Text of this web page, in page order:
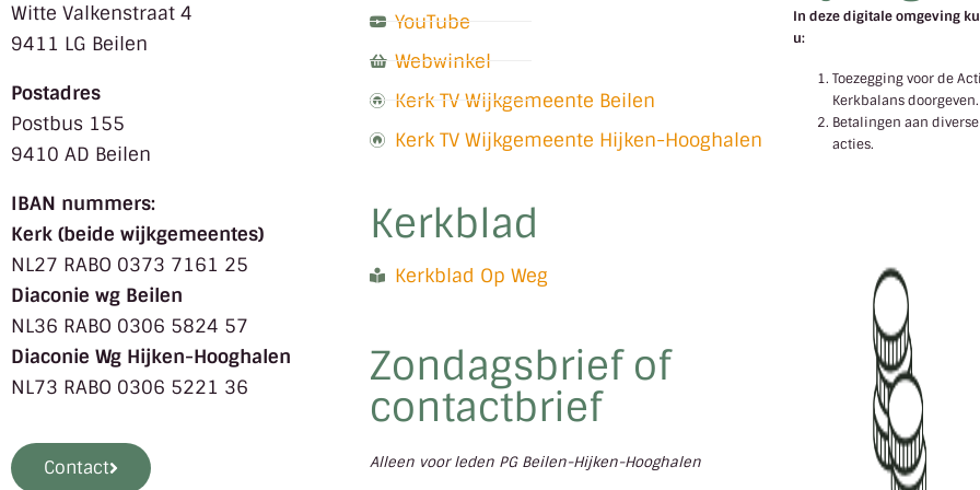
Witte Valkenstraat 4
9411 LG Beilen
Postadres
Postbus 155
9410 AD Beilen
IBAN nummers:
Kerk (beide wijkgemeentes)
NL27 RABO 0373 7161 25
Diaconie wg Beilen
NL36 RABO 0306 5824 57
Diaconie Wg Hijken-Hooghalen
NL73 RABO 0306 5221 36
Contact
In deze digitale omgeving
u:
Toezegging voor de
Kerkbalans doorgeven.
Betalingen aan diverse
acties.
YouTube
Webwinkel
Kerk TV Wijkgemeente Beilen
Kerk TV Wijkgemeente Hijken-Hooghalen
Kerkblad
Kerkblad Op Weg
Zondagsbrief of
contactbrief
Alleen voor leden PG Beilen-Hijken-Hooghalen